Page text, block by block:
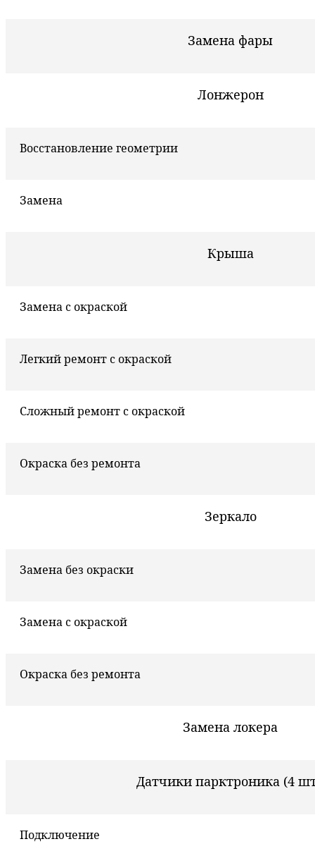
Замена фары
Лонжерон
Восстановление геометрии
Замена
Крыша
Замена с окраской
Легкий ремонт с окраской
Сложный ремонт с окраской
Окраска без ремонта
Зеркало
Замена без окраски
Замена с окраской
Окраска без ремонта
Замена локера
Датчики парктроника (4
Подключение